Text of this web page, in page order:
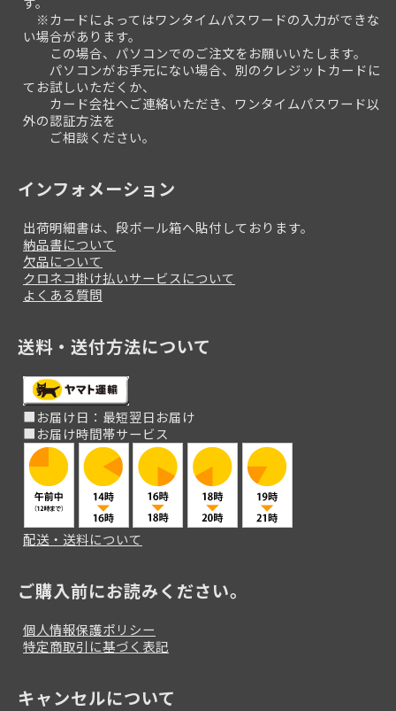
※カードによってはワンタイムパスワードの入力ができな
い場合があります。
この場合、パソコンでのご注文をお願いいたします。
パソコンがお手元にない場合、別のクレジットカードに
てお試しいただくか、
カード会社へご連絡いただき、ワンタイムパスワード以
外の認証方法を
ご相談ください。
インフォメーション
出荷明細書は、段ボール箱へ貼付しております。
納品書について
欠品について
クロネコ掛け払いサービスについて
よくある質問
送料・送付方法について
■お届け日：最短翌日お届け
■お届け時間帯サービス
配送・送料について
ご購入前にお読みください。
個人情報保護ポリシー
特定商取引に基づく表記
キャンセルについて